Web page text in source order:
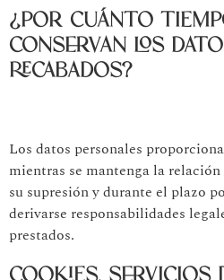
¿POR CUÁNTO
CONSERVAN LOS
RECABADOS?
Los datos personales
mientras se mantenga la
su supresión y durante el plazo
derivarse responsabilidades
prestados.